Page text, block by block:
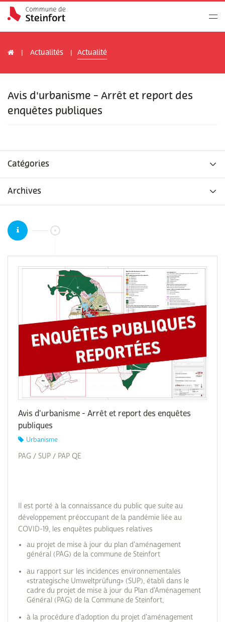
Actualités Actualité
Avis d'urbanisme - Arrêt et report des
enquêtes publiques
Catégories
Archives
Avis d'urbanisme - Arrêt et report des enquêtes
publiques
Urbanisme
PAG / SUP / PAP QE
Il est porté à la connaissance du public que suite au
développement préoccupant de la pandémie liée au
COVID-19, les enquêtes publiques relatives
au projet de mise à jour du plan d'aménagement
général (PAG) de la commune de Steinfort
au rapport sur les incidences environnementales
«strategische Umweltprüfung» (SUP), établi dans le
cadre du projet de mise à jour du Plan d'Aménagement
Général (PAG) de la Commune de Steinfort,
à la procédure d'adoption du projet d'aménagement